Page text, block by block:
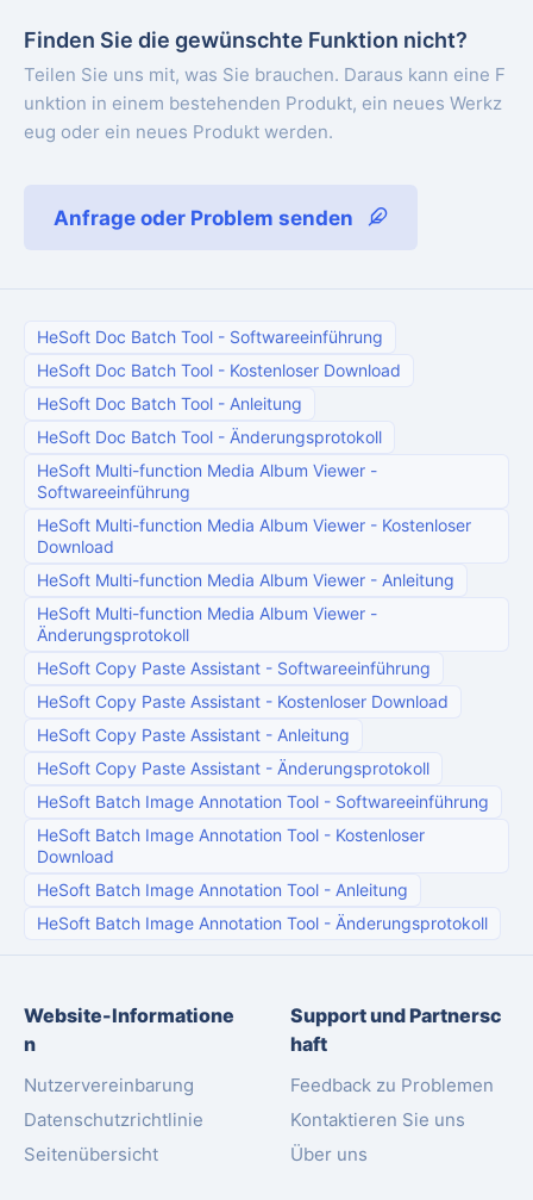
Finden Sie die gewünschte Funktion nicht?
Teilen Sie uns mit, was Sie brauchen. Daraus kann eine F
unktion in einem bestehenden Produkt, ein neues Werkz
eug oder ein neues Produkt werden.
Anfrage oder Problem senden
HeSoft Doc Batch Tool - Softwareeinführung
HeSoft Doc Batch Tool - Kostenloser Download
HeSoft Doc Batch Tool - Anleitung
HeSoft Doc Batch Tool - Änderungsprotokoll
HeSoft Multi-function Media Album Viewer -
Softwareeinführung
HeSoft Multi-function Media Album Viewer - Kostenloser
Download
HeSoft Multi-function Media Album Viewer - Anleitung
HeSoft Multi-function Media Album Viewer -
Änderungsprotokoll
HeSoft Copy Paste Assistant - Softwareeinführung
HeSoft Copy Paste Assistant - Kostenloser Download
HeSoft Copy Paste Assistant - Anleitung
HeSoft Copy Paste Assistant - Änderungsprotokoll
HeSoft Batch Image Annotation Tool - Softwareeinführung
HeSoft Batch Image Annotation Tool - Kostenloser
Download
HeSoft Batch Image Annotation Tool - Anleitung
HeSoft Batch Image Annotation Tool - Änderungsprotokoll
Website-Informatione
n
Nutzervereinbarung
Datenschutzrichtlinie
Seitenübersicht
Support und Partnersc
haft
Feedback zu Problemen
Kontaktieren Sie uns
Über uns